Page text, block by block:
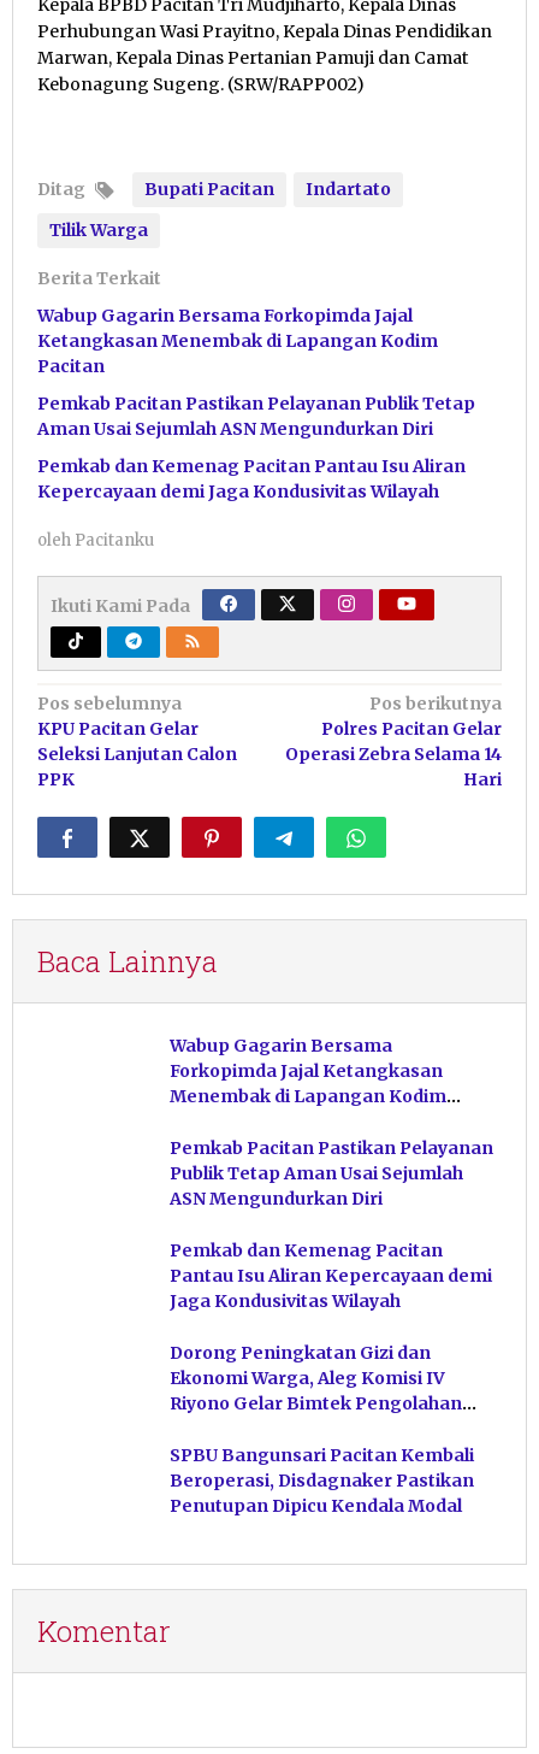
Kepala BPBD Pacitan Tri Mudjiharto, Kepala Dinas
Perhubungan Wasi Prayitno, Kepala Dinas Pendidikan
Marwan, Kepala Dinas Pertanian Pamuji dan Camat
Kebonagung Sugeng. (SRW/RAPP002)
Ditag Bupati Pacitan
Indartato
Tilik Warga
Berita Terkait
Wabup Gagarin Bersama Forkopimda Jajal
Ketangkasan Menembak di Lapangan Kodim
Pacitan
Pemkab Pacitan Pastikan Pelayanan Publik Tetap
Aman Usai Sejumlah ASN Mengundurkan Diri
Pemkab dan Kemenag Pacitan Pantau Isu Aliran
Kepercayaan demi Jaga Kondusivitas Wilayah
oleh Pacitanku
Ikuti Kami Pada
Navigasi
pos
Pos sebelumnya
KPU Pacitan Gelar
Seleksi Lanjutan Calon
PPK
Pos berikutnya
Polres Pacitan Gelar
Operasi Zebra Selama 14
Hari
Baca Lainnya
Wabup Gagarin Bersama
Forkopimda Jajal Ketangkasan
Menembak di Lapangan Kodim
Pemkab Pacitan Pastikan Pelayanan
Publik Tetap Aman Usai Sejumlah
ASN Mengundurkan Diri
Pemkab dan Kemenag Pacitan
Pantau Isu Aliran Kepercayaan demi
Jaga Kondusivitas Wilayah
Dorong Peningkatan Gizi dan
Ekonomi Warga, Aleg Komisi IV
Riyono Gelar Bimtek Pengolahan
SPBU Bangunsari Pacitan Kembali
Beroperasi, Disdagnaker Pastikan
Penutupan Dipicu Kendala Modal
Komentar